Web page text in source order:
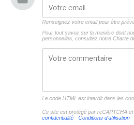
Renseignez votre email pour être
Pour tout savoir sur la manière dont
personnelles, consultez notre Charte
Le code HTML est interdit dans les
Ce site est protégé par reCAPTCHA
confidentialité- Conditions d'utilisation